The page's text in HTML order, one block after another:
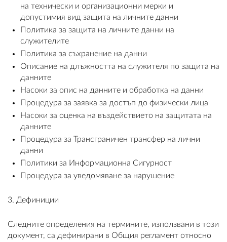
на технически и организационни мерки и
допустимия вид защита на личните данни
Политика за защита на личните данни на
служителите
Политика за съхранение на данни
Описание на длъжността на служителя по защита на
данните
Насоки за опис на данните и обработка на данни
Процедура за заявка за достъп до физически лица
Насоки за оценка на въздействието на защитата на
данните
Процедура за Трансграничен трансфер на лични
данни
Политики за Информационна Сигурност
Процедура за уведомяване за нарушение
3. Дефиниции
Следните определения на термините, използвани в този
документ, са дефинирани в Общия регламент относно